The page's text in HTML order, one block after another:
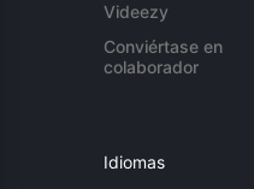
Videezy
Conviértase en
colaborador
Idiomas